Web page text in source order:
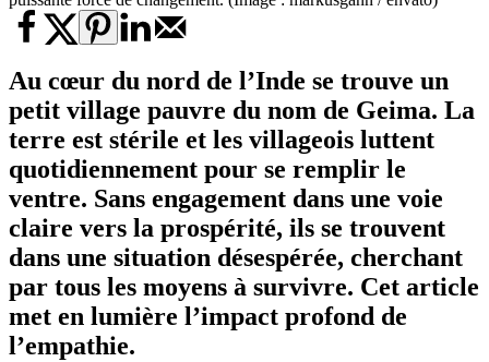
Au cœur du nord de l’Inde se trouve un
petit village pauvre du nom de Geima. La
terre est stérile et les villageois luttent
quotidiennement pour se remplir le
ventre. Sans engagement dans une voie
claire vers la prospérité, ils se trouvent
dans une situation désespérée, cherchant
par tous les moyens à survivre. Cet article
met en lumière l’impact profond de
l’empathie.